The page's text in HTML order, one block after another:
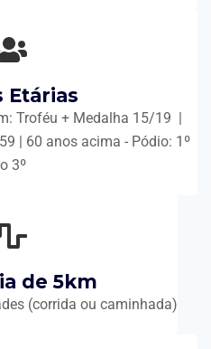
Etárias
Troféu + Medalha 15/19 |
| 60 anos acima - Pódio: 1º
3º
de 5km
(corrida ou caminhada)